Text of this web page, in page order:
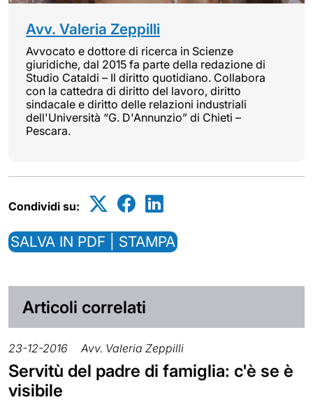
Avv. Valeria Zeppilli
Avvocato e dottore di ricerca in Scienze
giuridiche, dal 2015 fa parte della redazione di
Studio Cataldi – Il diritto quotidiano. Collabora
con la cattedra di diritto del lavoro, diritto
sindacale e diritto delle relazioni industriali
dell'Università “G. D'Annunzio” di Chieti –
Pescara.
Condividi su:
SALVA IN PDF | STAMPA
Articoli correlati
23-12-2016 Avv. Valeria Zeppilli
Servitù del padre di famiglia: c'è se è
visibile